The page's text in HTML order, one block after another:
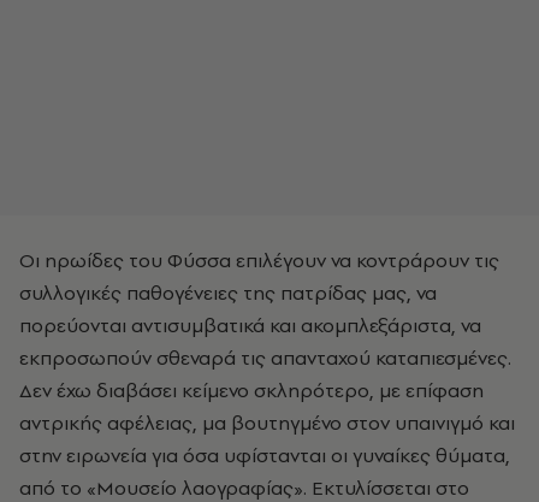
Οι ηρωίδες του Φύσσα επιλέγουν να κοντράρουν τις
συλλογικές παθογένειες της πατρίδας μας, να
πορεύονται αντισυμβατικά και ακομπλεξάριστα, να
εκπροσωπούν σθεναρά τις απανταχού καταπιεσμένες.
Δεν έχω διαβάσει κείμενο σκληρότερο, με επίφαση
αντρικής αφέλειας, μα βουτηγμένο στον υπαινιγμό και
στην ειρωνεία για όσα υφίστανται οι γυναίκες θύματα,
από το «Μουσείο λαογραφίας». Εκτυλίσσεται στο